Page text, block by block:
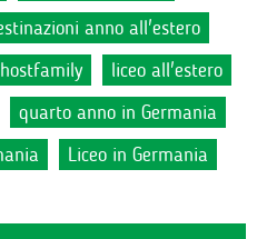
anno all'estero
hostfamily
liceo all'estero
quarto anno in Germania
Liceo in Germania